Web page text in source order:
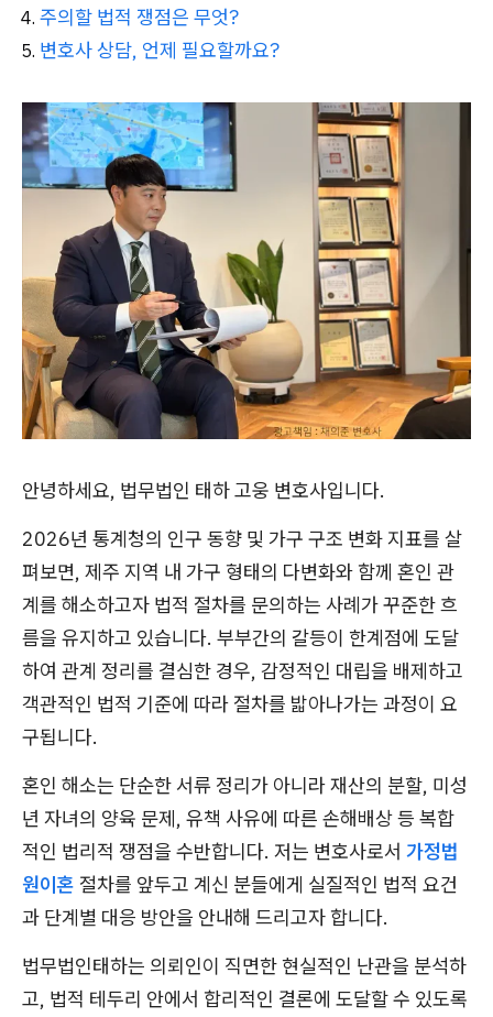
주의할 법적 쟁점은 무엇?
변호사 상담, 언제 필요할까요?
안녕하세요, 법무법인 태하 고웅 변호사입니다.
2026년 통계청의 인구 동향 및 가구 구조 변화 지표를 살
펴보면, 제주 지역 내 가구 형태의 다변화와 함께 혼인 관
계를 해소하고자 법적 절차를 문의하는 사례가 꾸준한 흐
름을 유지하고 있습니다. 부부간의 갈등이 한계점에 도달
하여 관계 정리를 결심한 경우, 감정적인 대립을 배제하고
객관적인 법적 기준에 따라 절차를 밟아나가는 과정이 요
구됩니다.
혼인 해소는 단순한 서류 정리가 아니라 재산의 분할, 미성
년 자녀의 양육 문제, 유책 사유에 따른 손해배상 등 복합
적인 법리적 쟁점을 수반합니다. 저는 변호사로서 가정법
원이혼 절차를 앞두고 계신 분들에게 실질적인 법적 요건
과 단계별 대응 방안을 안내해 드리고자 합니다.
법무법인태하는 의뢰인이 직면한 현실적인 난관을 분석하
고, 법적 테두리 안에서 합리적인 결론에 도달할 수 있도록